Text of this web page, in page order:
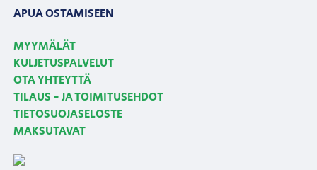
APUA OSTAMISEEN
MYYMÄLÄT
KULJETUSPALVELUT
OTA YHTEYTTÄ
TILAUS - JA TOIMITUSEHDOT
TIETOSUOJASELOSTE
MAKSUTAVAT